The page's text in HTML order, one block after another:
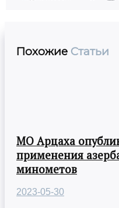
Похожие Статьи
МО Арцаха
применения
минометов
2023-05-30